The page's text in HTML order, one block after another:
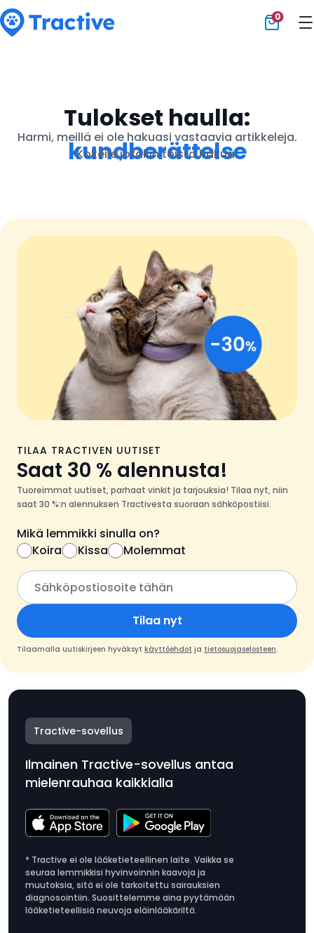
0
Tulokset haulla:
kundberättelse
Harmi, meillä ei ole hakuasi vastaavia artikkeleja.
Kokeile jotakin toista hakua.
TILAA TRACTIVEN UUTISET
Saat 30 % alennusta!
Tuoreimmat uutiset, parhaat vinkit ja tarjouksia! Tilaa nyt, niin
saat 30 %:n alennuksen Tractivesta suoraan sähköpostiisi.
Mikä lemmikki sinulla on?
Koira
Kissa Molemmat
Tilaa nyt
Tilaamalla uutiskirjeen hyväksyt käyttöehdot ja tietosuojaselosteen.
Tractive-sovellus
Ilmainen Tractive-sovellus antaa
mielenrauhaa kaikkialla
* Tractive ei ole lääketieteellinen laite. Vaikka se
seuraa lemmikkisi hyvinvoinnin kaavoja ja
muutoksia, sitä ei ole tarkoitettu sairauksien
diagnosointiin. Suosittelemme aina pyytämään
lääketieteellisiä neuvoja eläinlääkäriltä.